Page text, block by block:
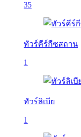
35
ทัวร์คีร์กีซสถาน
1
ทัวร์ลิเบีย
1